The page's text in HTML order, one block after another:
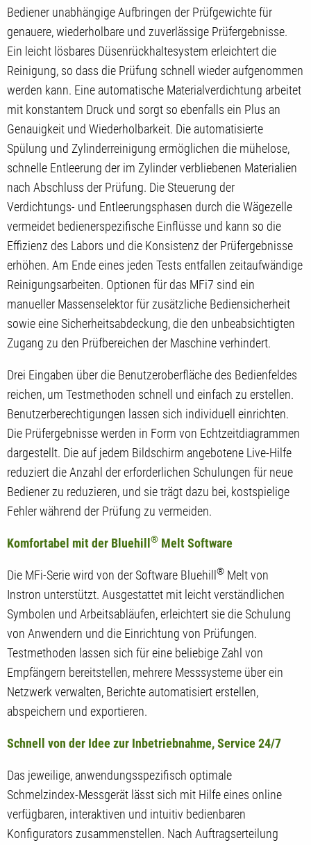
Bediener unabhängige Aufbringen der Prüfgewichte für
genauere, wiederholbare und zuverlässige Prüfergebnisse.
Ein leicht lösbares Düsenrückhaltesystem erleichtert die
Reinigung, so dass die Prüfung schnell wieder aufgenommen
werden kann. Eine automatische Materialverdichtung arbeitet
mit konstantem Druck und sorgt so ebenfalls ein Plus an
Genauigkeit und Wiederholbarkeit. Die automatisierte
Spülung und Zylinderreinigung ermöglichen die mühelose,
schnelle Entleerung der im Zylinder verbliebenen Materialien
nach Abschluss der Prüfung. Die Steuerung der
Verdichtungs- und Entleerungsphasen durch die Wägezelle
vermeidet bedienerspezifische Einflüsse und kann so die
Effizienz des Labors und die Konsistenz der Prüfergebnisse
erhöhen. Am Ende eines jeden Tests entfallen zeitaufwändige
Reinigungsarbeiten. Optionen für das MFi7 sind ein
manueller Massenselektor für zusätzliche Bediensicherheit
sowie eine Sicherheitsabdeckung, die den unbeabsichtigten
Zugang zu den Prüfbereichen der Maschine verhindert.
Drei Eingaben über die Benutzeroberfläche des Bedienfeldes
reichen, um Testmethoden schnell und einfach zu erstellen.
Benutzerberechtigungen lassen sich individuell einrichten.
Die Prüfergebnisse werden in Form von Echtzeitdiagrammen
dargestellt. Die auf jedem Bildschirm angebotene Live-Hilfe
reduziert die Anzahl der erforderlichen Schulungen für neue
Bediener zu reduzieren, und sie trägt dazu bei, kostspielige
Fehler während der Prüfung zu vermeiden.
Komfortabel mit der Bluehill ® Melt Software
Die MFi-Serie wird von der Software Bluehill ® Melt von
Instron unterstützt. Ausgestattet mit leicht verständlichen
Symbolen und Arbeitsabläufen, erleichtert sie die Schulung
von Anwendern und die Einrichtung von Prüfungen.
Testmethoden lassen sich für eine beliebige Zahl von
Empfängern bereitstellen, mehrere Messsysteme über ein
Netzwerk verwalten, Berichte automatisiert erstellen,
abspeichern und exportieren.
Schnell von der Idee zur Inbetriebnahme, Service 24/7
Das jeweilige, anwendungsspezifisch optimale
Schmelzindex-Messgerät lässt sich mit Hilfe eines online
verfügbaren, interaktiven und intuitiv bedienbaren
Konfigurators zusammenstellen. Nach Auftragserteilung